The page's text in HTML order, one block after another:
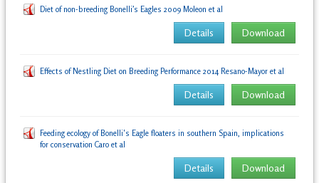
Diet of non-breeding Bonelli’s Eagles 2009 Moleon et al
Download
Details
Effects of Nestling Diet on Breeding Performance 2014 Resano-Mayor et al
Download
Details
Feeding ecology of Bonelli's Eagle floaters in southern Spain, implications
for conservation Caro et al
Download
Details